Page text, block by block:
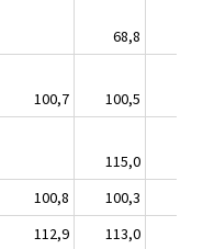
68,8
100,7
100,5
115,0
100,8
100,3
112,9
113,0